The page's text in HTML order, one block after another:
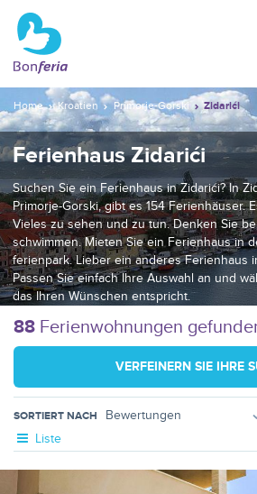
Home Kroatien Primorje-Gorski Zidarići
Ferienhaus Zidarići
Suchen Sie ein Ferienhaus in Zidarići? In
Primorje-Gorski, gibt es 154 Ferienhäuser.
Vieles zu sehen und zu tun. Denken Sie
schwimmen. Mieten Sie ein Ferienhaus in
ferienpark. Lieber ein anderes Ferienhaus
Passen Sie einfach Ihre Auswahl an und
das Ihren Wünschen entspricht.
88 Ferienwohnungen
VERFEINERN SIE IHRE
SORTIERT NACH
Liste